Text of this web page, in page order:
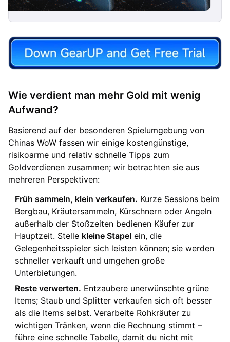
Wie verdient man mehr Gold mit wenig
Aufwand?
Basierend auf der besonderen Spielumgebung von
Chinas WoW fassen wir einige kostengünstige,
risikoarme und relativ schnelle Tipps zum
Goldverdienen zusammen; wir betrachten sie aus
mehreren Perspektiven:
Früh sammeln, klein verkaufen. Kurze Sessions beim
Bergbau, Kräutersammeln, Kürschnern oder Angeln
außerhalb der Stoßzeiten bedienen Käufer zur
Hauptzeit. Stelle kleine Stapel ein, die
Gelegenheitsspieler sich leisten können; sie werden
schneller verkauft und umgehen große
Unterbietungen.
Reste verwerten. Entzaubere unerwünschte grüne
Items; Staub und Splitter verkaufen sich oft besser
als die Items selbst. Verarbeite Rohkräuter zu
wichtigen Tränken, wenn die Rechnung stimmt –
führe eine schnelle Tabelle, damit du nicht mit